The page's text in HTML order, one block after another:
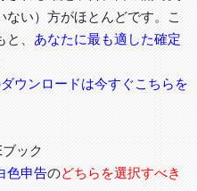
い）方がほとんどです。こ
、 あなたに最も適した確定
ウンロードは今すぐこちらを
ブック
色申告のどちらを選択すべき